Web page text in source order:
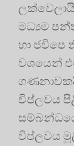
මධ්‍යම
හා
වශයෙන්
විප්ලවය
විප්ලවය